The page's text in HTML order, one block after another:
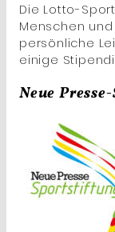
Die Lotto-
Menschen
persönliche
einige
Neue